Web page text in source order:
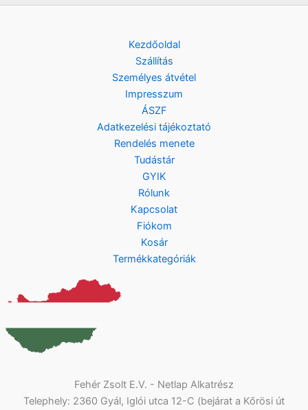
Kezdőoldal
Szállítás
Személyes átvétel
Impresszum
ÁSZF
Adatkezelési tájékoztató
Rendelés menete
Tudástár
GYIK
Rólunk
Kapcsolat
Fiókom
Kosár
Termékkategóriák
Fehér Zsolt E.V. - Netlap Alkatrész
Telephely: 2360 Gyál, Iglói utca 12-C (bejárat a Kőrösi út